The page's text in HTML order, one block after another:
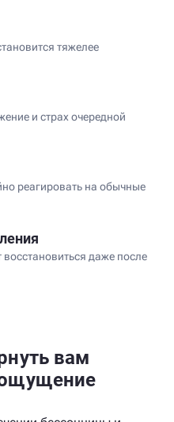
тяжелее
и страх очередной
реагировать на обычные
восстановиться даже после
вам